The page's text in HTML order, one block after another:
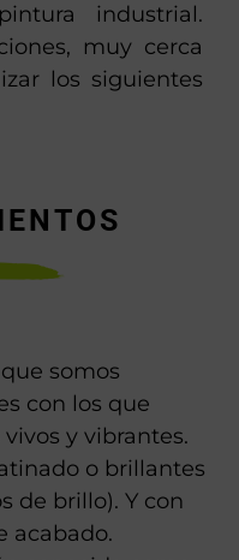
industrial.
muy cerca
los siguientes
somos
con los que
y vibrantes.
o brillantes
de brillo). Y con
acabado.